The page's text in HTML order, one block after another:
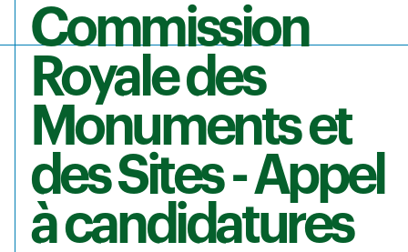
Commission
Royale des
Monuments et
des Sites - Appel
à candidatures